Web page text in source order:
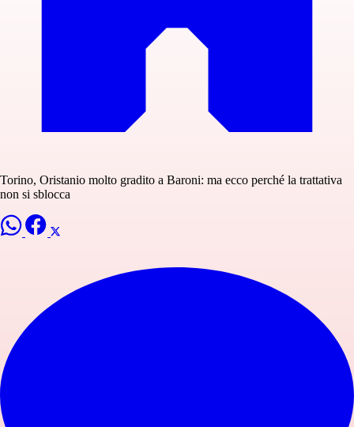
Torino, Oristanio molto gradito a Baroni: ma ecco perché la trattativa
non si sblocca